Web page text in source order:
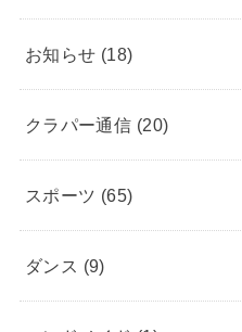
お知らせ (18)
クラパー通信 (20)
スポーツ (65)
ダンス (9)